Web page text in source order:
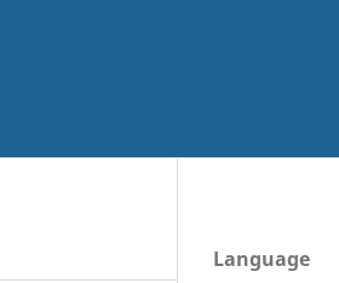
Language